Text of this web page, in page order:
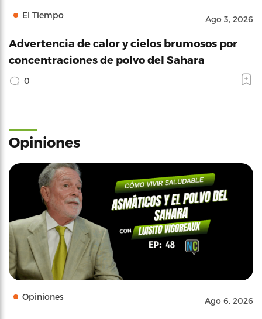
El Tiempo Ago 3, 2026
Advertencia de calor y cielos brumosos por
concentraciones de polvo del Sahara
0
Opiniones
Opiniones Ago 6, 2026